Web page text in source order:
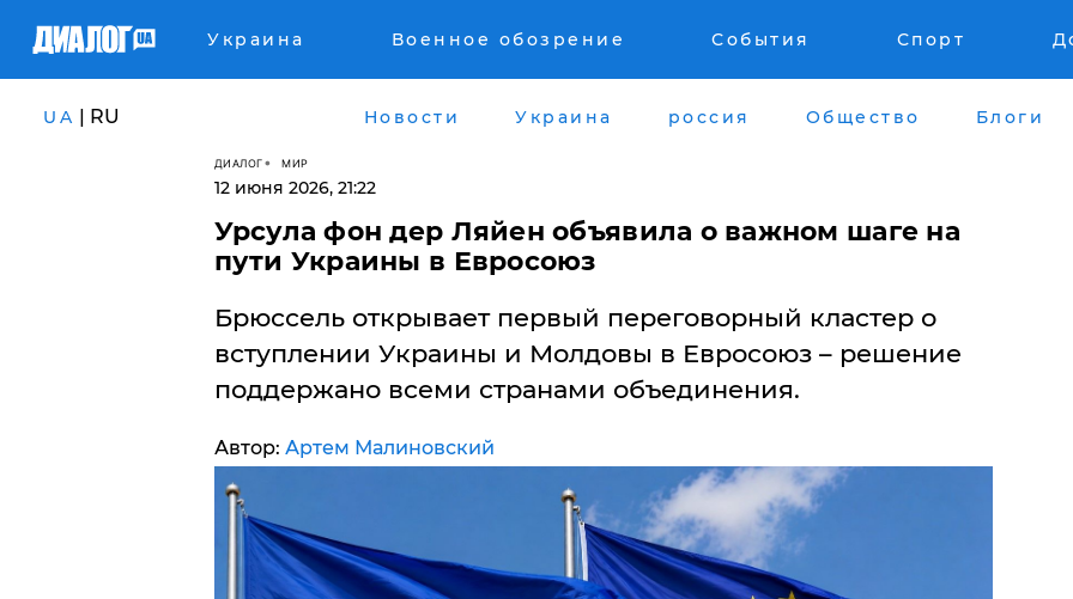
Украина Военное обозрение События Спорт
UA | RU Новости Украина россия Общество Блоги
ДИАЛОГ МИР
12 июня 2026, 21:22
Урсула фон дер Ляйен объявила о важном шаге на
пути Украины в Евросоюз
Брюссель открывает первый переговорный кластер о
вступлении Украины и Молдовы в Евросоюз – решение
поддержано всеми странами объединения.
Автор: Артем Малиновский